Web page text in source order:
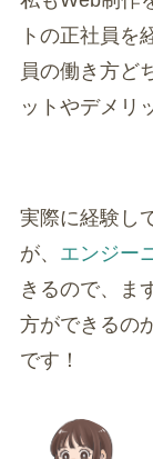
トの正社員を
員の働き方ど
ットやデメリ
実際に経験し
が、 エンジー
きるので、ま
方ができるの
です！